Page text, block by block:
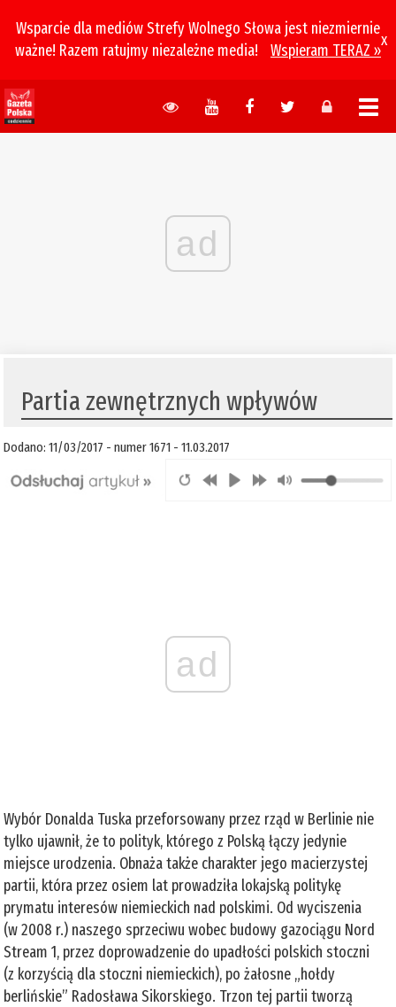
Wsparcie dla mediów Strefy Wolnego Słowa jest niezmiernie
ważne! Razem ratujmy niezależne media!
Wspieram TERAZ »
x
ad
Partia zewnętrznych wpływów
Dodano: 11/03/2017 - numer 1671 - 11.03.2017
ad
Wybór Donalda Tuska przeforsowany przez rząd w Berlinie nie
tylko ujawnił, że to polityk, którego z Polską łączy jedynie
miejsce urodzenia. Obnaża także charakter jego macierzystej
partii, która przez osiem lat prowadziła lokajską politykę
prymatu interesów niemieckich nad polskimi. Od wyciszenia
(w 2008 r.) naszego sprzeciwu wobec budowy gazociągu Nord
Stream 1, przez doprowadzenie do upadłości polskich stoczni
(z korzyścią dla stoczni niemieckich), po żałosne „hołdy
berlińskie” Radosława Sikorskiego. Trzon tej partii tworzą